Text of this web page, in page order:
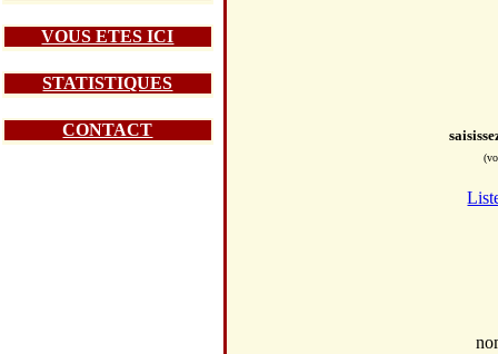
VOUS ETES ICI
STATISTIQUES
CONTACT